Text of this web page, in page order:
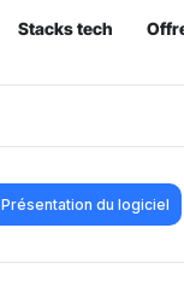
Stacks tech
Présentation du logiciel